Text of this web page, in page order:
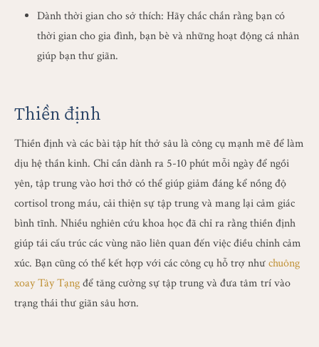
Dành thời gian cho sở thích: Hãy chắc chắn rằng bạn có
thời gian cho gia đình, bạn bè và những hoạt động cá nhân
giúp bạn thư giãn.
Thiền định
Thiền định và các bài tập hít thở sâu là công cụ mạnh mẽ để làm
dịu hệ thần kinh. Chỉ cần dành ra 5-10 phút mỗi ngày để ngồi
yên, tập trung vào hơi thở có thể giúp giảm đáng kể nồng độ
cortisol trong máu, cải thiện sự tập trung và mang lại cảm giác
bình tĩnh. Nhiều nghiên cứu khoa học đã chỉ ra rằng thiền định
giúp tái cấu trúc các vùng não liên quan đến việc điều chỉnh cảm
xúc. Bạn cũng có thể kết hợp với các công cụ hỗ trợ nhưchuông
xoay Tây Tạngđể tăng cường sự tập trung và đưa tâm trí vào
trạng thái thư giãn sâu hơn.